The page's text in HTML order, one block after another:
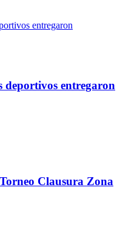
deportivos entregaron
Clausura Zona